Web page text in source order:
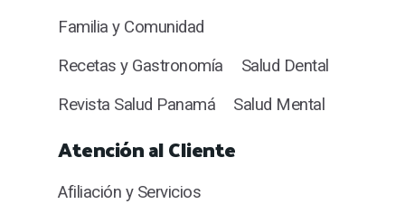
Familia y Comunidad
Recetas y Gastronomía
Salud Dental
Revista Salud Panamá
Salud Mental
Atención al Cliente
Afiliación y Servicios